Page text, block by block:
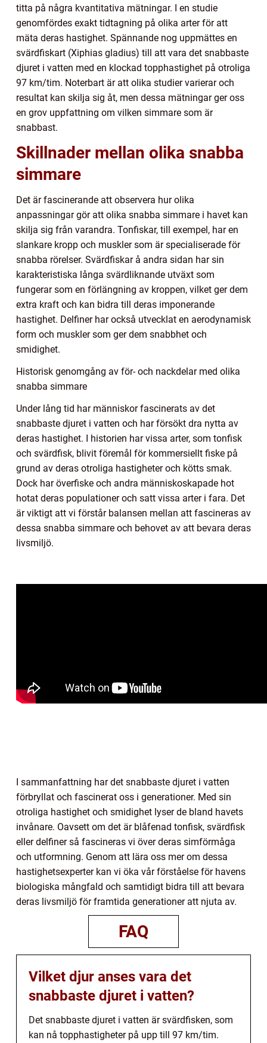
titta på några kvantitativa mätningar. I en studie
genomfördes exakt tidtagning på olika arter för att
mäta deras hastighet. Spännande nog uppmättes en
svärdfiskart (Xiphias gladius) till att vara det snabbaste
djuret i vatten med en klockad topphastighet på otroliga
97 km/tim. Noterbart är att olika studier varierar och
resultat kan skilja sig åt, men dessa mätningar ger oss
en grov uppfattning om vilken simmare som är
snabbast.
Skillnader mellan olika snabba
simmare
Det är fascinerande att observera hur olika
anpassningar gör att olika snabba simmare i havet kan
skilja sig från varandra. Tonfiskar, till exempel, har en
slankare kropp och muskler som är specialiserade för
snabba rörelser. Svärdfiskar å andra sidan har sin
karakteristiska långa svärdliknande utväxt som
fungerar som en förlängning av kroppen, vilket ger dem
extra kraft och kan bidra till deras imponerande
hastighet. Delfiner har också utvecklat en aerodynamisk
form och muskler som ger dem snabbhet och
smidighet.
Historisk genomgång av för- och nackdelar med olika
snabba simmare
Under lång tid har människor fascinerats av det
snabbaste djuret i vatten och har försökt dra nytta av
deras hastighet. I historien har vissa arter, som tonfisk
och svärdfisk, blivit föremål för kommersiellt fiske på
grund av deras otroliga hastigheter och kötts smak.
Dock har överfiske och andra människoskapade hot
hotat deras populationer och satt vissa arter i fara. Det
är viktigt att vi förstår balansen mellan att fascineras av
dessa snabba simmare och behovet av att bevara deras
livsmiljö.
I sammanfattning har det snabbaste djuret i vatten
förbryllat och fascinerat oss i generationer. Med sin
otroliga hastighet och smidighet lyser de bland havets
invånare. Oavsett om det är blåfenad tonfisk, svärdfisk
eller delfiner så fascineras vi över deras simförmåga
och utformning. Genom att lära oss mer om dessa
hastighetsexperter kan vi öka vår förståelse för havens
biologiska mångfald och samtidigt bidra till att bevara
deras livsmiljö för framtida generationer att njuta av.
FAQ
Vilket djur anses vara det
snabbaste djuret i vatten?
Det snabbaste djuret i vatten är svärdfisken, som
kan nå topphastigheter på upp till 97 km/tim.